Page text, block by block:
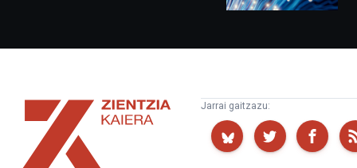
Zientzia
Kaiera
Jarrai gaitzazu: